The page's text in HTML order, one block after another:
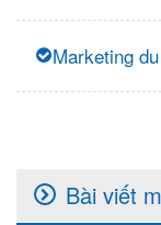
Marketing
Bài viết